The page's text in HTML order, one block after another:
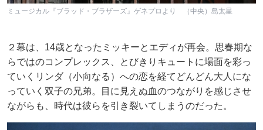
ミュージカル『ブラッド・ブラザーズ』ゲネプロより （中央）島太星
２幕は、14歳となったミッキーとエディが再会。思春期な
らではのコンプレックス、とびきりキュートに場面を彩っ
ていくリンダ（小向なる）への恋を経てどんどん大人にな
っていく双子の兄弟。目に見えぬ血のつながりを感じさせ
ながらも、時代は彼らを引き裂いてしまうのだった。